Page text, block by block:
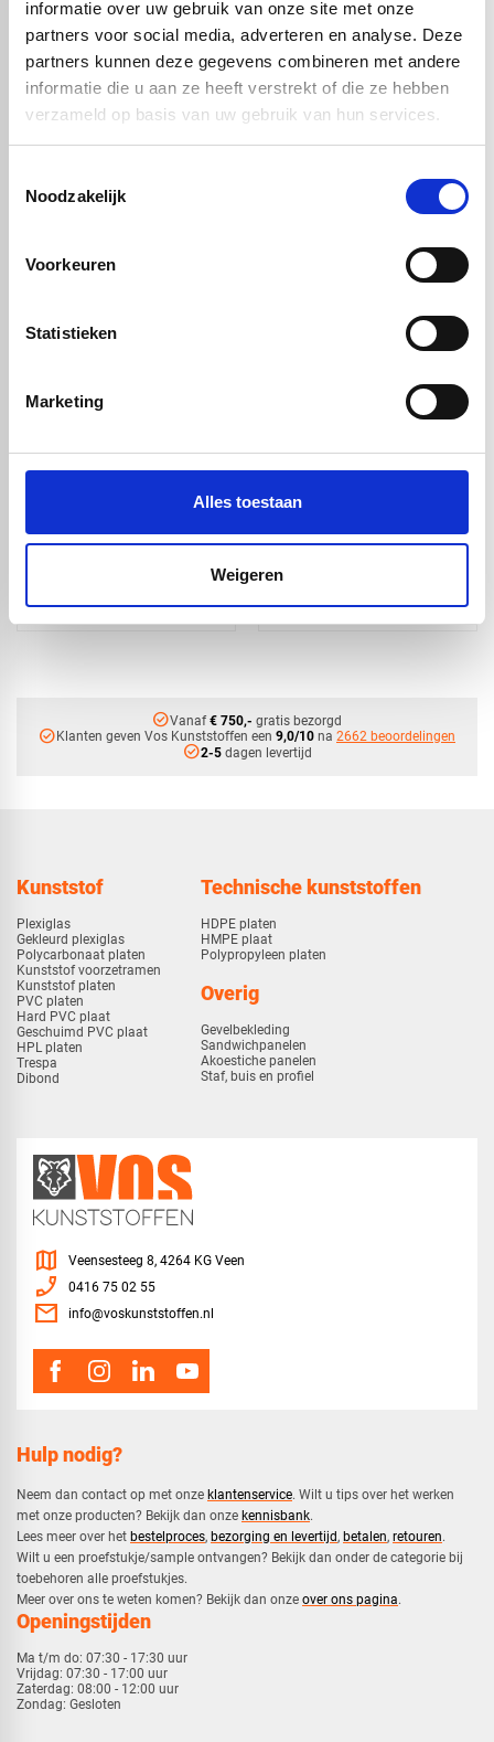
informatie over uw gebruik van onze site met onze
partners voor social media, adverteren en analyse. Deze
partners kunnen deze gegevens combineren met andere
informatie die u aan ze heeft verstrekt of die ze hebben
verzameld op basis van uw gebruik van hun services.
Noodzakelijk
Voorkeuren
Statistieken
Marketing
Alles toestaan
Weigeren
materiaal neemt water op uit de omgeving, wat kan leiden tot
veranderingen in maatvastheid en stijfheid. In toepassingen waar
hoge precisie vereist is, kan dit een nadeel zijn.
Daarnaast is PA6 minder geschikt voor hoge temperaturen dan
high-performance kunststoffen zoals PEEK. Bij langdurige
Handig om er bij te kopen
PA6 nylon zwart XT
€ 19,32
PA6 nylon zwart XT
Ø20x1000mm
€ 6,44
check_circleVanaf€ 750,- gratis bezorgd
check_circleKlanten geven Vos Kunststoffen een 9,0/10 na 2662 beoordelingen
check_circle2-5dagen levertijd
Kunststof
Plexiglas
Gekleurd plexiglas
Polycarbonaat platen
Kunststof voorzetramen
Kunststof platen
PVC platen
Hard PVC plaat
Geschuimd PVC plaat
HPL platen
Trespa
Dibond
Technische kunststoffen
HDPE platen
HMPE plaat
Polypropyleen platen
Overig
Gevelbekleding
Sandwichpanelen
Akoestiche panelen
Staf, buis en profiel
Hulp nodig?
Neem dan contact op met onze klantenservice. Wilt u tips over het werken
met onze producten? Bekijk dan onze kennisbank.
​Lees meer over het bestelproces, bezorging en levertijd, betalen, retouren.​
​Wilt u een proefstukje/sample ontvangen? Bekijk dan onder de categorie bij
toebehoren alle proefstukjes.
​​Meer over ons te weten komen? Bekijk dan onze over ons pagina.
Openingstijden
Ma t/m do: 07:30 - 17:30 uur
Vrijdag: 07:30 - 17:00 uur
Zaterdag: 08:00 - 12:00 uur
Zondag: Gesloten
map Veensesteeg 8, 4264 KG Veen
phone_enabled 0416 75 02 55
mail info@voskunststoffen.nl